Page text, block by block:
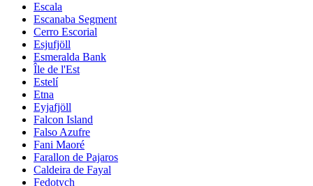
Escala
Escanaba Segment
Cerro Escorial
Esjufjöll
Esmeralda Bank
Île de l'Est
Estelí
Etna
Eyjafjöll
Falcon Island
Falso Azufre
Fani Maoré
Farallon de Pajaros
Caldeira de Fayal
Fedotych